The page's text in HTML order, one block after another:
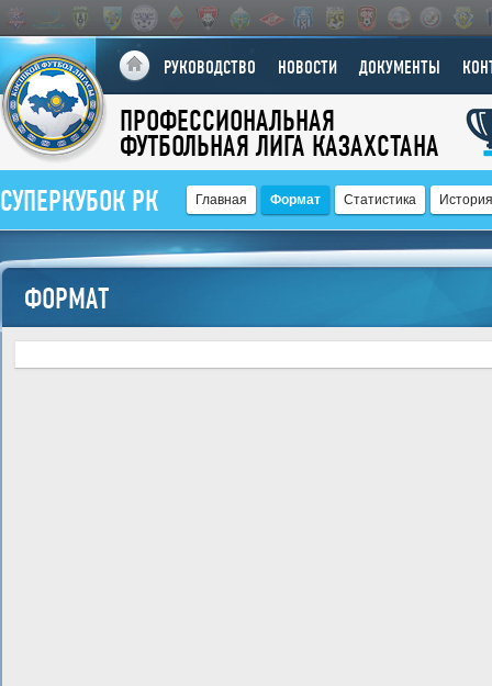
РУКОВОДСТВО НОВОСТИ ДОКУМЕНТЫ
ПРОФЕССИОНАЛЬНАЯ
ФУТБОЛЬНАЯ ЛИГА КАЗАХСТАНА
СУПЕРКУБОК РК
Главная Формат Статистика История
ФОРМАТ